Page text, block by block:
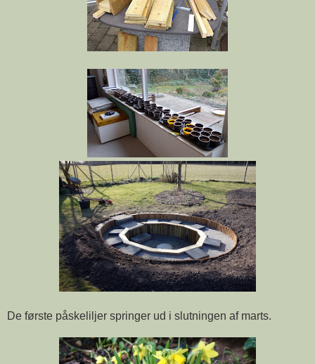
De første påskeliljer springer ud i slutningen af marts.